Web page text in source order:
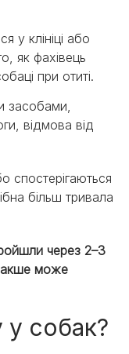
у клініці або
як фахівець
при отиті.
засобами,
відмова від
спостерігаються
більш тривала
через 2–3
може
у собак?